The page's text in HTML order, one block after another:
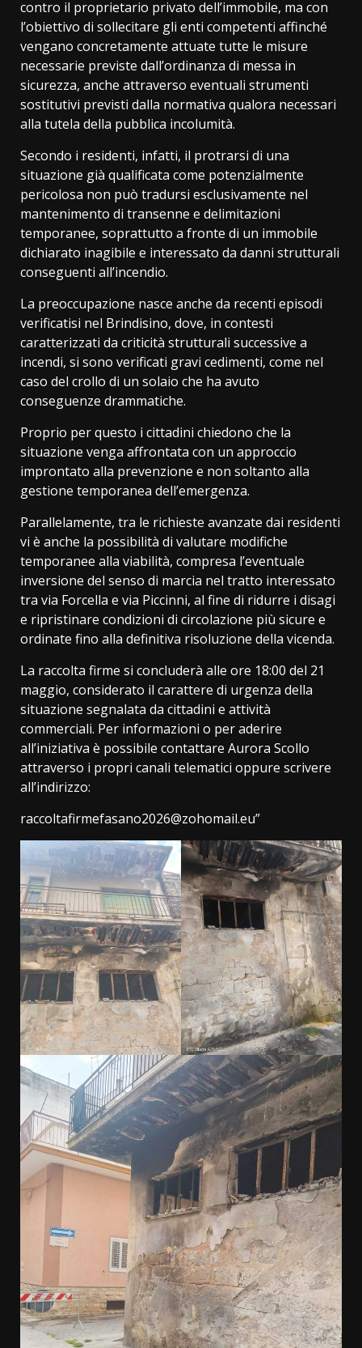
contro il proprietario privato dell’immobile, ma con
l’obiettivo di sollecitare gli enti competenti affinché
vengano concretamente attuate tutte le misure
necessarie previste dall’ordinanza di messa in
sicurezza, anche attraverso eventuali strumenti
sostitutivi previsti dalla normativa qualora necessari
alla tutela della pubblica incolumità.
Secondo i residenti, infatti, il protrarsi di una
situazione già qualificata come potenzialmente
pericolosa non può tradursi esclusivamente nel
mantenimento di transenne e delimitazioni
temporanee, soprattutto a fronte di un immobile
dichiarato inagibile e interessato da danni strutturali
conseguenti all’incendio.
La preoccupazione nasce anche da recenti episodi
verificatisi nel Brindisino, dove, in contesti
caratterizzati da criticità strutturali successive a
incendi, si sono verificati gravi cedimenti, come nel
caso del crollo di un solaio che ha avuto
conseguenze drammatiche.
Proprio per questo i cittadini chiedono che la
situazione venga affrontata con un approccio
improntato alla prevenzione e non soltanto alla
gestione temporanea dell’emergenza.
Parallelamente, tra le richieste avanzate dai residenti
vi è anche la possibilità di valutare modifiche
temporanee alla viabilità, compresa l’eventuale
inversione del senso di marcia nel tratto interessato
tra via Forcella e via Piccinni, al fine di ridurre i disagi
e ripristinare condizioni di circolazione più sicure e
ordinate fino alla definitiva risoluzione della vicenda.
La raccolta firme si concluderà alle ore 18:00 del 21
maggio, considerato il carattere di urgenza della
situazione segnalata da cittadini e attività
commerciali. Per informazioni o per aderire
all’iniziativa è possibile contattare Aurora Scollo
attraverso i propri canali telematici oppure scrivere
all’indirizzo:
raccoltafirmefasano2026@zohomail.eu”